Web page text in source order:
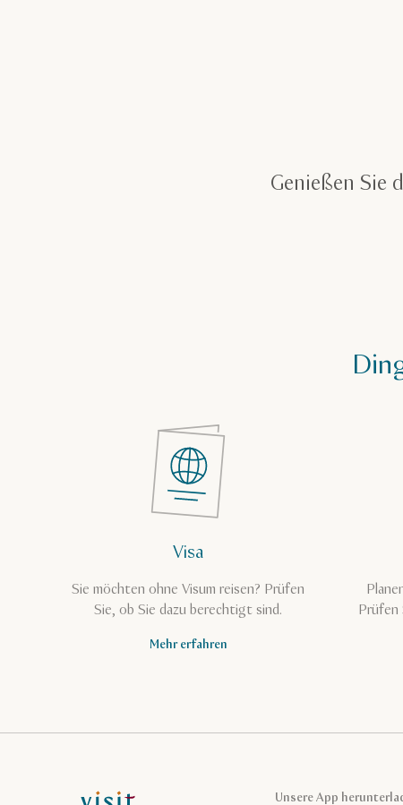
Genießen Sie
Visa
Sie möchten ohne Visum reisen? Prüfen
Sie, ob Sie dazu berechtigt sind.
Mehr erfahren
Prüfen
VisitQatar Homepage Unsere App